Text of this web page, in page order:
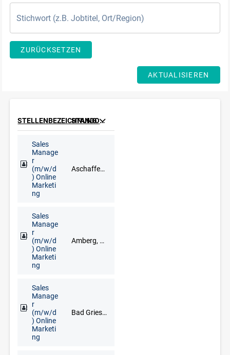
ZURÜCKSETZEN
AKTUALISIEREN
STELLENBEZEICHNUNG STANDORT
Sales
Manage
r
(m/w/d
) Online
Marketi
ng
Aschaffenburg, Bad Brückenau, Bad Kissingen, Bad Neustadt an der Saale, Darmstadt, Haßfurt, Lohr am Main, Miltenberg, Schweinfurt, Würzburg
Sales
Manage
r
(m/w/d
) Online
Marketi
ng
Amberg, Cham, Neumarkt in der Oberpfalz, Regensburg, Schwandorf, Vohenstrauß, Weiden
Sales
Manage
r
(m/w/d
) Online
Marketi
ng
Bad Griesbach im Rottal, Deggendorf, Freyung, Grafenau, Regen, Straubing